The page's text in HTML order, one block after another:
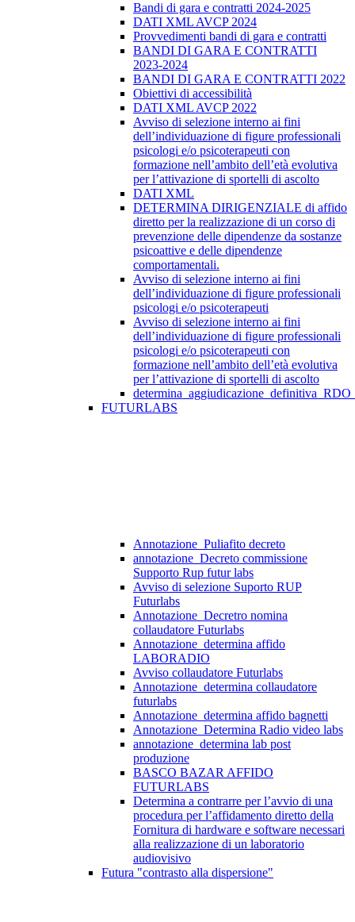
Bandi di gara e contratti 2024-2025
DATI XML AVCP 2024
Provvedimenti bandi di gara e contratti
BANDI DI GARA E CONTRATTI
2023-2024
BANDI DI GARA E CONTRATTI 2022
Obiettivi di accessibilità
DATI XML AVCP 2022
Avviso di selezione interno ai fini
dell’individuazione di figure professionali
psicologi e/o psicoterapeuti con
formazione nell’ambito dell’età evolutiva
per l’attivazione di sportelli di ascolto
DATI XML
DETERMINA DIRIGENZIALE di affido
diretto per la realizzazione di un corso di
prevenzione delle dipendenze da sostanze
psicoattive e delle dipendenze
comportamentali.
Avviso di selezione interno ai fini
dell’individuazione di figure professionali
psicologi e/o psicoterapeuti
Avviso di selezione interno ai fini
dell’individuazione di figure professionali
psicologi e/o psicoterapeuti con
formazione nell’ambito dell’età evolutiva
per l’attivazione di sportelli di ascolto
FUTURLABS
Annotazione_Puliafito decreto
annotazione_Decreto commissione
Supporto Rup futur labs
Avviso di selezione Suporto RUP
Futurlabs
Annotazione_Decretro nomina
collaudatore Futurlabs
Annotazione_determina affido
LABORADIO
Avviso collaudatore Futurlabs
Annotazione_determina collaudatore
futurlabs
Annotazione_determina affido bagnetti
Annotazione_Determina Radio video labs
annotazione_determina lab post
produzione
BASCO BAZAR AFFIDO
FUTURLABS
Determina a contrarre per l’avvio di una
procedura per l’affidamento diretto della
Fornitura di hardware e software necessari
alla realizzazione di un laboratorio
audiovisivo
Futura "contrasto alla dispersione"